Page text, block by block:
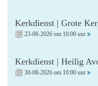
Kerkdienst | Grote
23-08-2026 om 10:00 uur
Kerkdienst | Heilig
30-08-2026 om 10:00 uur